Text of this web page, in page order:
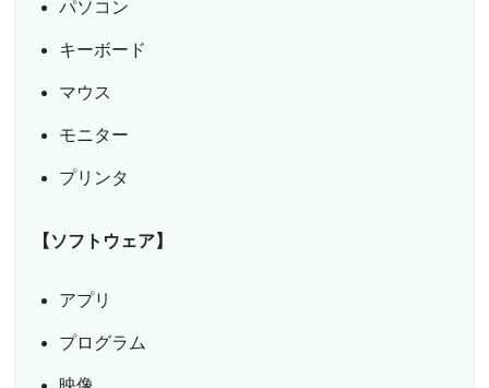
パソコン
キーボード
マウス
モニター
プリンタ
【ソフトウェア】
アプリ
プログラム